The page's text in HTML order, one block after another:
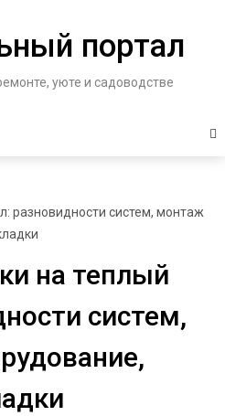
портал
уюте и садоводстве
разновидности систем, монтаж
на теплый
систем,